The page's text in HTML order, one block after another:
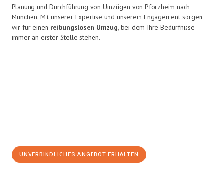
Planung und Durchführung von Umzügen von Pforzheim nach
München. Mit unserer Expertise und unserem Engagement sorgen
wir für einen reibungslosen Umzug, bei dem Ihre Bedürfnisse
immer an erster Stelle stehen.
UNVERBINDLICHES ANGEBOT ERHALTEN